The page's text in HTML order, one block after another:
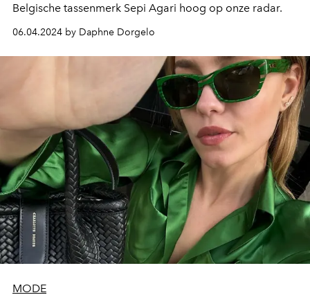
Belgische tassenmerk Sepi Agari hoog op onze radar.
06.04.2024 by Daphne Dorgelo
MODE